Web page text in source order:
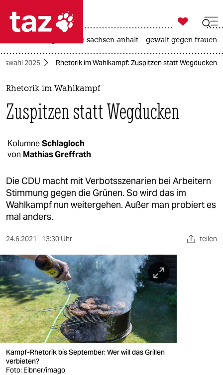
 taz zahl ich
taz zahl ich
themen
politik
gesellschaft
kultur
sport
berlin
nord
wahrheit
verlag
verlag
veranstaltungen
shop
fragen & hilfe

taz zahl ich
landtagswahl in sachsen-anhalt gewalt gegen frauen
2025 Rhetorik im Wahlkampf: Zuspitzen statt Wegducken
Rhetorik im Wahlkampf
Zuspitzen statt Wegducken
KolumneSchlagloch
von Mathias Greffrath
Die CDU macht mit Verbotsszenarien bei Arbeitern
Stimmung gegen die Grünen. So wird das im
Wahlkampf nun weitergehen. Außer man probiert es
mal anders.
24.6.2021 13:30 Uhr teilen
Kampf-Rhetorik bis September: Wer will das Grillen
verbieten?
Foto: Eibner/imago